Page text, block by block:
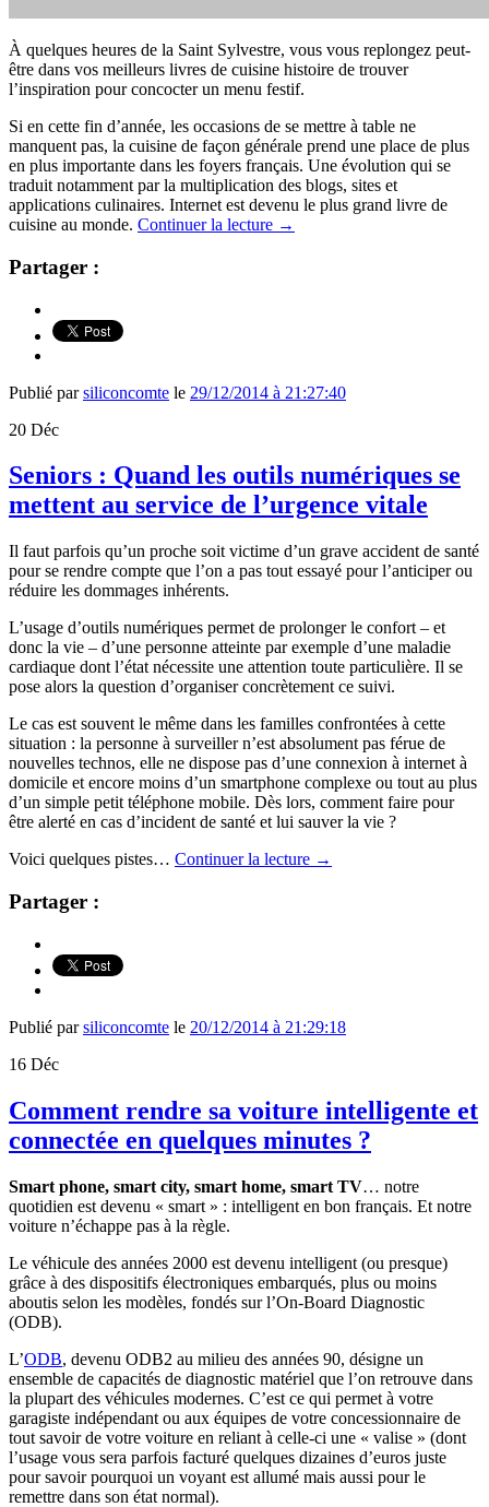
À quelques heures de la Saint Sylvestre, vous vous replongez peut-
être dans vos meilleurs livres de cuisine histoire de trouver
l’inspiration pour concocter un menu festif.
Si en cette fin d’année, les occasions de se mettre à table ne
manquent pas, la cuisine de façon générale prend une place de plus
en plus importante dans les foyers français. Une évolution qui se
traduit notamment par la multiplication des blogs, sites et
applications culinaires. Internet est devenu le plus grand livre de
cuisine au monde. Continuer la lecture →
Partager :
Publié parsiliconcomte le 29/12/2014 à 21:27:40
20 Déc
Seniors : Quand les outils numériques se
mettent au service de l’urgence vitale
Il faut parfois qu’un proche soit victime d’un grave accident de santé
pour se rendre compte que l’on a pas tout essayé pour l’anticiper ou
réduire les dommages inhérents.
L’usage d’outils numériques permet de prolonger le confort – et
donc la vie – d’une personne atteinte par exemple d’une maladie
cardiaque dont l’état nécessite une attention toute particulière. Il se
pose alors la question d’organiser concrètement ce suivi.
Le cas est souvent le même dans les familles confrontées à cette
situation : la personne à surveiller n’est absolument pas férue de
nouvelles technos, elle ne dispose pas d’une connexion à internet à
domicile et encore moins d’un smartphone complexe ou tout au plus
d’un simple petit téléphone mobile. Dès lors, comment faire pour
être alerté en cas d’incident de santé et lui sauver la vie ?
Voici quelques pistes… Continuer la lecture →
Partager :
Publié parsiliconcomte le 20/12/2014 à 21:29:18
16 Déc
Comment rendre sa voiture intelligente et
connectée en quelques minutes ?
Smart phone, smart city, smart home, smart TV… notre
quotidien est devenu « smart » : intelligent en bon français. Et notre
voiture n’échappe pas à la règle.
Le véhicule des années 2000 est devenu intelligent (ou presque)
grâce à des dispositifs électroniques embarqués, plus ou moins
aboutis selon les modèles, fondés sur l’On-Board Diagnostic
(ODB).
L’ODB, devenu ODB2 au milieu des années 90, désigne un
ensemble de capacités de diagnostic matériel que l’on retrouve dans
la plupart des véhicules modernes. C’est ce qui permet à votre
garagiste indépendant ou aux équipes de votre concessionnaire de
tout savoir de votre voiture en reliant à celle-ci une « valise » (dont
l’usage vous sera parfois facturé quelques dizaines d’euros juste
pour savoir pourquoi un voyant est allumé mais aussi pour le
remettre dans son état normal).